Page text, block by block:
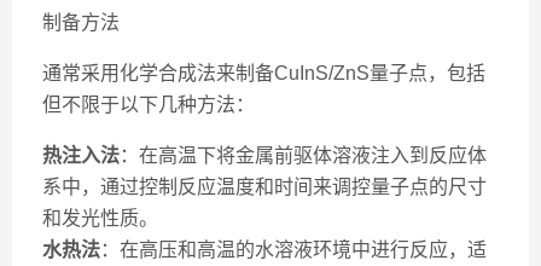
制备方法
通常采用化学合成法来制备CuInS/ZnS量子点，包括
但不限于以下几种方法：
热注入法：在高温下将金属前驱体溶液注入到反应体
系中，通过控制反应温度和时间来调控量子点的尺寸
和发光性质。
水热法：在高压和高温的水溶液环境中进行反应，适